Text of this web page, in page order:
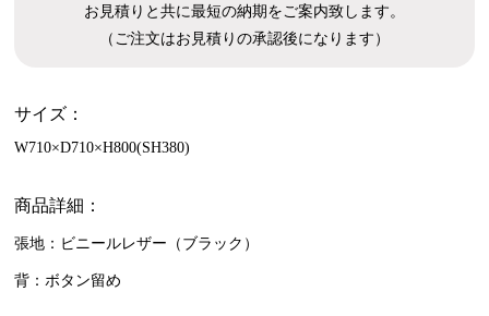
お見積りと共に最短の納期をご案内致します。
（ご注文はお見積りの承認後になります）
サイズ：
W710×D710×H800(SH380)
商品詳細：
張地：ビニールレザー（ブラック）
背：ボタン留め